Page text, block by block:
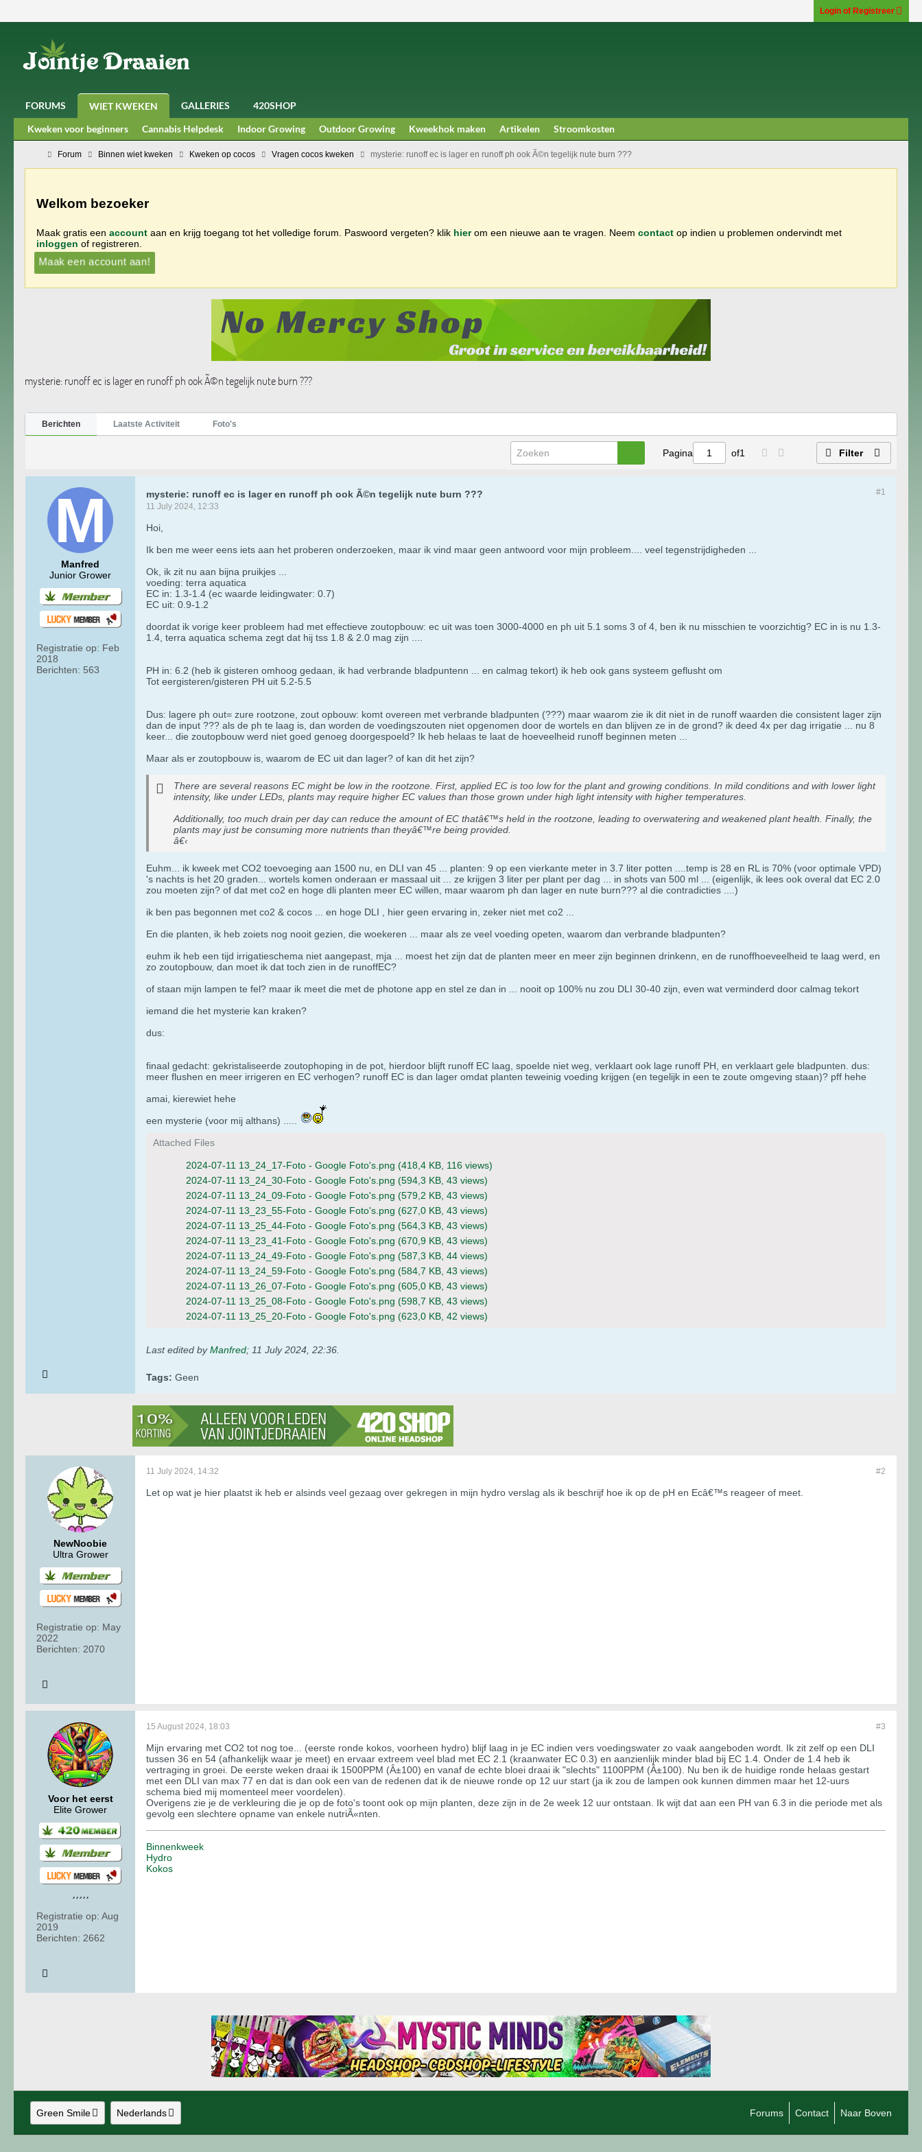
Login of Registreer
FORUMS WIET KWEKEN GALLERIES
420SHOP
Kweken voor beginners
Cannabis Helpdesk Indoor Growing Outdoor Growing Kweekhok maken Artikelen Stroomkosten
Forum Binnen wiet kweken Kweken op cocos Vragen cocos kweken mysterie: runoff ec is lager en runoff ph ook Ã©n tegelijk nute burn ???
Welkom bezoeker
Maak gratis een account aan en krijg toegang tot het volledige forum. Paswoord vergeten? klik hierom een nieuwe aan te vragen. Neem contact op indien u problemen ondervindt met
inloggen of registreren.
Maak een account aan!
mysterie: runoff ec is lager en runoff ph ook Ã©n tegelijk nute burn ???
Berichten Laatste Activiteit Foto's
Pagina of1 Filter
Manfred
Junior Grower
Registratie op: Feb
2018
Berichten: 563
#1
mysterie: runoff ec is lager en runoff ph ook Ã©n tegelijk nute burn ???
11 July 2024, 12:33
Hoi,
Ik ben me weer eens iets aan het proberen onderzoeken, maar ik vind maar geen antwoord voor mijn probleem.... veel tegenstrijdigheden ...
Ok, ik zit nu aan bijna pruikjes ...
voeding: terra aquatica
EC in: 1.3-1.4 (ec waarde leidingwater: 0.7)
EC uit: 0.9-1.2
doordat ik vorige keer probleem had met effectieve zoutopbouw: ec uit was toen 3000-4000 en ph uit 5.1 soms 3 of 4, ben ik nu misschien te voorzichtig? EC in is nu 1.3-
1.4, terra aquatica schema zegt dat hij tss 1.8 & 2.0 mag zijn ....
PH in: 6.2 (heb ik gisteren omhoog gedaan, ik had verbrande bladpuntenn ... en calmag tekort) ik heb ook gans systeem geflusht om
Tot eergisteren/gisteren PH uit 5.2-5.5
Dus: lagere ph out= zure rootzone, zout opbouw: komt overeen met verbrande bladpunten (???) maar waarom zie ik dit niet in de runoff waarden die consistent lager zijn
dan de input ??? als de ph te laag is, dan worden de voedingszouten niet opgenomen door de wortels en dan blijven ze in de grond? ik deed 4x per dag irrigatie ... nu 8
keer... die zoutopbouw werd niet goed genoeg doorgespoeld? Ik heb helaas te laat de hoeveelheid runoff beginnen meten ...
Maar als er zoutopbouw is, waarom de EC uit dan lager? of kan dit het zijn?
There are several reasons EC might be low in the rootzone. First, applied EC is too low for the plant and growing conditions. In mild conditions and with lower light
intensity, like under LEDs, plants may require higher EC values than those grown under high light intensity with higher temperatures.
Additionally, too much drain per day can reduce the amount of EC thatâ€™s held in the rootzone, leading to overwatering and weakened plant health. Finally, the
plants may just be consuming more nutrients than theyâ€™re being provided.
â€‹
Euhm... ik kweek met CO2 toevoeging aan 1500 nu, en DLI van 45 ... planten: 9 op een vierkante meter in 3.7 liter potten ....temp is 28 en RL is 70% (voor optimale VPD)
's nachts is het 20 graden... wortels komen onderaan er massaal uit ... ze krijgen 3 liter per plant per dag ... in shots van 500 ml ... (eigenlijk, ik lees ook overal dat EC 2.0
zou moeten zijn? of dat met co2 en hoge dli planten meer EC willen, maar waarom ph dan lager en nute burn??? al die contradicties ....)
ik ben pas begonnen met co2 & cocos ... en hoge DLI , hier geen ervaring in, zeker niet met co2 ...
En die planten, ik heb zoiets nog nooit gezien, die woekeren ... maar als ze veel voeding opeten, waarom dan verbrande bladpunten?
euhm ik heb een tijd irrigatieschema niet aangepast, mja ... moest het zijn dat de planten meer en meer zijn beginnen drinkenn, en de runoffhoeveelheid te laag werd, en
zo zoutopbouw, dan moet ik dat toch zien in de runoffEC?
of staan mijn lampen te fel? maar ik meet die met de photone app en stel ze dan in ... nooit op 100% nu zou DLI 30-40 zijn, even wat verminderd door calmag tekort
iemand die het mysterie kan kraken?
dus:
finaal gedacht: gekristaliseerde zoutophoping in de pot, hierdoor blijft runoff EC laag, spoelde niet weg, verklaart ook lage runoff PH, en verklaart gele bladpunten. dus:
meer flushen en meer irrigeren en EC verhogen? runoff EC is dan lager omdat planten teweinig voeding krijgen (en tegelijk in een te zoute omgeving staan)? pff hehe
amai, kierewiet hehe
een mysterie (voor mij althans) .....
Attached Files
2024-07-11 13_24_17-Foto - Google Foto's.png (418,4 KB, 116 views)
2024-07-11 13_24_30-Foto - Google Foto's.png (594,3 KB, 43 views)
2024-07-11 13_24_09-Foto - Google Foto's.png (579,2 KB, 43 views)
2024-07-11 13_23_55-Foto - Google Foto's.png (627,0 KB, 43 views)
2024-07-11 13_25_44-Foto - Google Foto's.png (564,3 KB, 43 views)
2024-07-11 13_23_41-Foto - Google Foto's.png (670,9 KB, 43 views)
2024-07-11 13_24_49-Foto - Google Foto's.png (587,3 KB, 44 views)
2024-07-11 13_24_59-Foto - Google Foto's.png (584,7 KB, 43 views)
2024-07-11 13_26_07-Foto - Google Foto's.png (605,0 KB, 43 views)
2024-07-11 13_25_08-Foto - Google Foto's.png (598,7 KB, 43 views)
2024-07-11 13_25_20-Foto - Google Foto's.png (623,0 KB, 42 views)
Last edited byManfred; 11 July 2024, 22:36
Tags: Geen
NewNoobie
Ultra Grower
Registratie op: May
2022
Berichten: 2070
#2
11 July 2024, 14:32
Let op wat je hier plaatst ik heb er alsinds veel gezaag over gekregen in mijn hydro verslag als ik beschrijf hoe ik op de pH en Ecâ€™s reageer of meet.
Voor het eerst
Elite Grower
Registratie op: Aug
2019
Berichten: 2662
#3
15 August 2024, 18:03
Mijn ervaring met CO2 tot nog toe... (eerste ronde kokos, voorheen hydro) blijf laag in je EC indien vers voedingswater zo vaak aangeboden wordt. Ik zit zelf op een DLI
tussen 36 en 54 (afhankelijk waar je meet) en ervaar extreem veel blad met EC 2.1 (kraanwater EC 0.3) en aanzienlijk minder blad bij EC 1.4. Onder de 1.4 heb ik
vertraging in groei. De eerste weken draai ik 1500PPM (Â±100) en vanaf de echte bloei draai ik "slechts" 1100PPM (Â±100). Nu ben ik de huidige ronde helaas gestart
met een DLI van max 77 en dat is dan ook een van de redenen dat ik de nieuwe ronde op 12 uur start (ja ik zou de lampen ook kunnen dimmen maar het 12-uurs
schema bied mij momenteel meer voordelen).
Overigens zie je de verkleuring die je op de foto's toont ook op mijn planten, deze zijn in de 2e week 12 uur ontstaan. Ik wijt dat aan een PH van 6.3 in die periode met als
gevolg een slechtere opname van enkele nutriÃ«nten.
Binnenkweek
Hydro
Kokos
Green Smile Nederlands Forums Contact Naar Boven